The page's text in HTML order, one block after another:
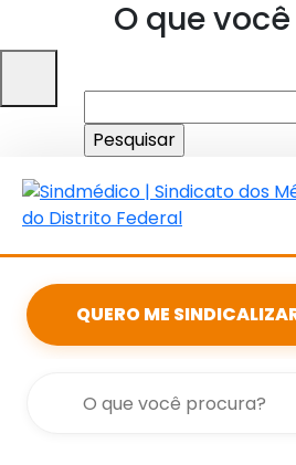
O que
por:
QUERO ME